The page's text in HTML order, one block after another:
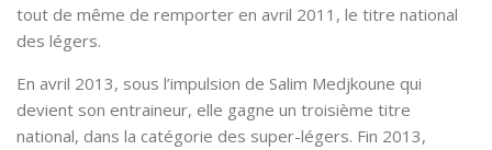
tout de même de remporter en avril 2011, le titre national
des légers.
En avril 2013, sous l’impulsion de Salim Medjkoune qui
devient son entraineur, elle gagne un troisième titre
national, dans la catégorie des super-légers. Fin 2013,